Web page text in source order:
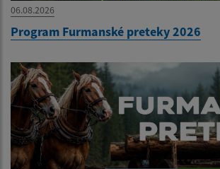
06.08.2026
Program Furmanské preteky 2026